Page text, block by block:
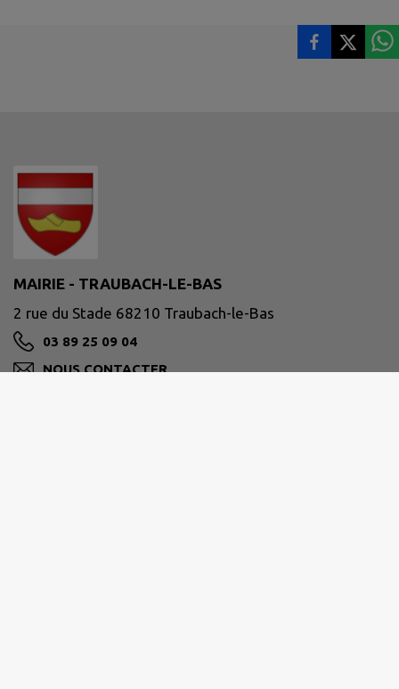
MAIRIE - TRAUBACH-LE-BAS
2 rue du Stade 68210 Traubach-le-Bas
03 89 25 09 04
NOUS CONTACTER